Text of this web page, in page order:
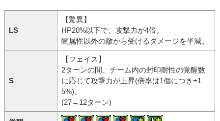
LS
【驚異】
HP20%以下で、攻撃力が4倍。
闇属性以外の敵から受けるダメージを半減。
S
【フェイス】
2ターンの間、チーム内の封印耐性の覚醒数
に応じて攻撃力が上昇(倍率は1個につき+1
5%)。
(27→12ターン)